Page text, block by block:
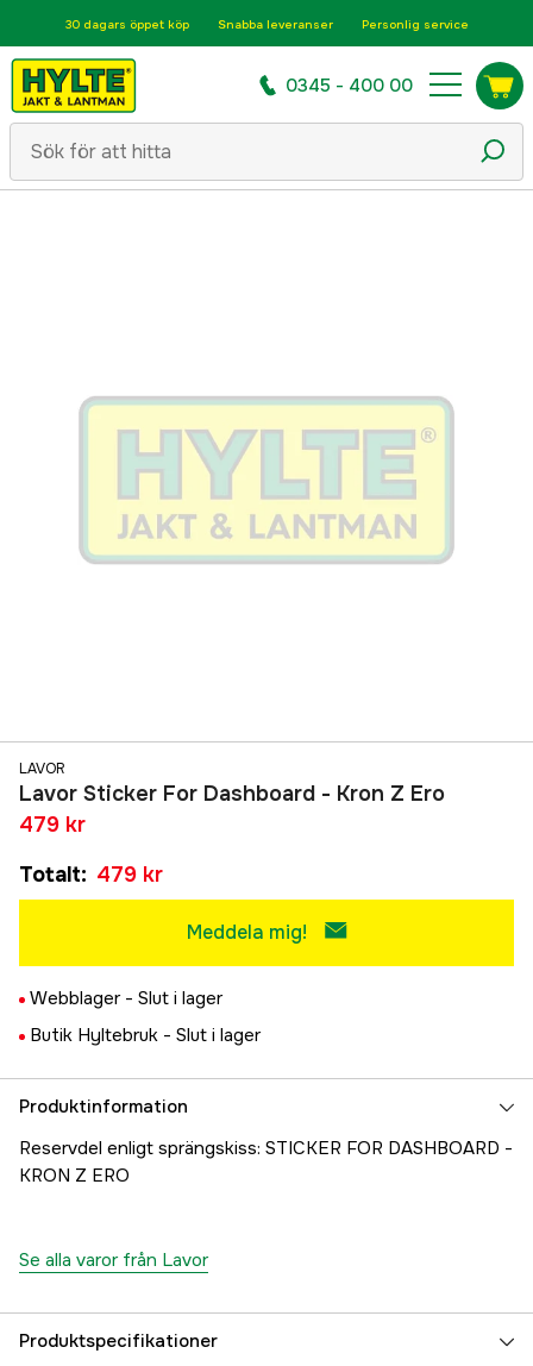
30 dagars öppet köp Snabba leveranser Personlig service
0345 - 400 00
LAVOR
Lavor Sticker For Dashboard - Kron Z Ero
479 kr
Totalt: 479 kr
Meddela mig!
Webblager - Slut i lager
Butik Hyltebruk - Slut i lager
Produktinformation
Reservdel enligt sprängskiss: STICKER FOR DASHBOARD -
KRON Z ERO
Se alla varor från Lavor
Produktspecifikationer